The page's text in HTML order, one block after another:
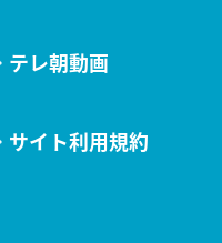
テレ朝動画
サイト利用規約